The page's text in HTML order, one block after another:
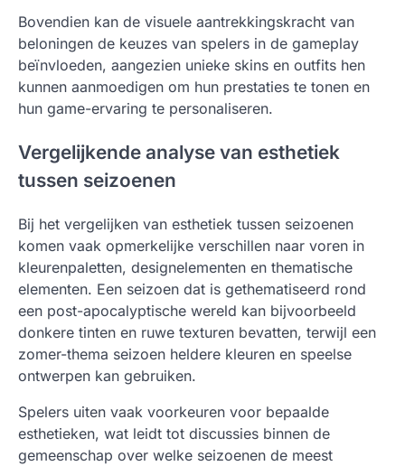
Bovendien kan de visuele aantrekkingskracht van
beloningen de keuzes van spelers in de gameplay
beïnvloeden, aangezien unieke skins en outfits hen
kunnen aanmoedigen om hun prestaties te tonen en
hun game-ervaring te personaliseren.
Vergelijkende analyse van esthetiek
tussen seizoenen
Bij het vergelijken van esthetiek tussen seizoenen
komen vaak opmerkelijke verschillen naar voren in
kleurenpaletten, designelementen en thematische
elementen. Een seizoen dat is gethematiseerd rond
een post-apocalyptische wereld kan bijvoorbeeld
donkere tinten en ruwe texturen bevatten, terwijl een
zomer-thema seizoen heldere kleuren en speelse
ontwerpen kan gebruiken.
Spelers uiten vaak voorkeuren voor bepaalde
esthetieken, wat leidt tot discussies binnen de
gemeenschap over welke seizoenen de meest